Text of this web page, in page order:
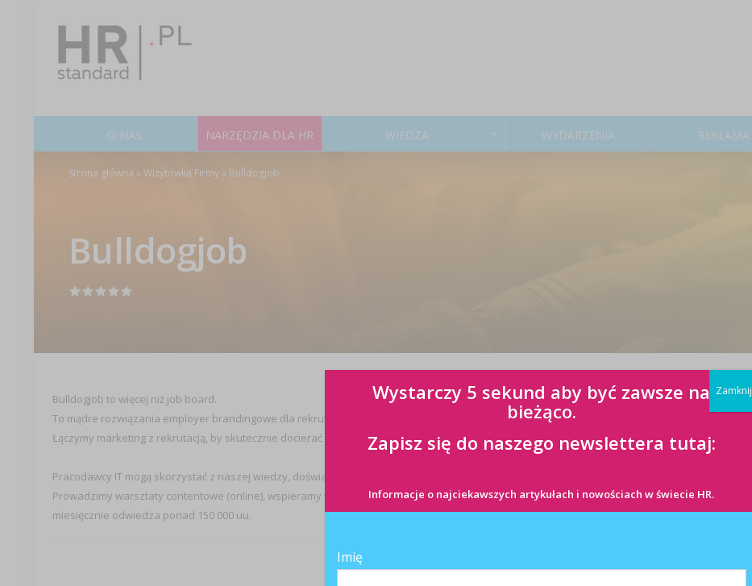
O NAS NARZĘDZIA DLA HR WIEDZA WYDARZENIA REKLAMA
Strona główna » Wizytówka Firmy» Bulldogjob
Bulldogjob
Bulldogjob to więcej niż job board.
To mądre rozwiązania employer brandingowe dla rekrutacji IT.
Łączymy marketing z rekrutacją, by skutecznie docierać do najlepszych kandydatów.
Pracodawcy IT mogą skorzystać z naszej wiedzy, doświadczenia i narzędzi do budowania wizerunku dobrego Pracodawcy IT.
Prowadzimy warsztaty contentowe (online), wspieramy w tworzeniu artykułów, publikujemy je wraz z ofertami pracy na portalu, który
miesięcznie odwiedza ponad 150 000 uu.
Wystarczy 5 sekund aby być zawsze na
bieżąco.
Zapisz się do naszego newslettera tutaj:
Informacje o najciekawszych artykułach i nowościach w świecie HR.
Imię
Zamknij